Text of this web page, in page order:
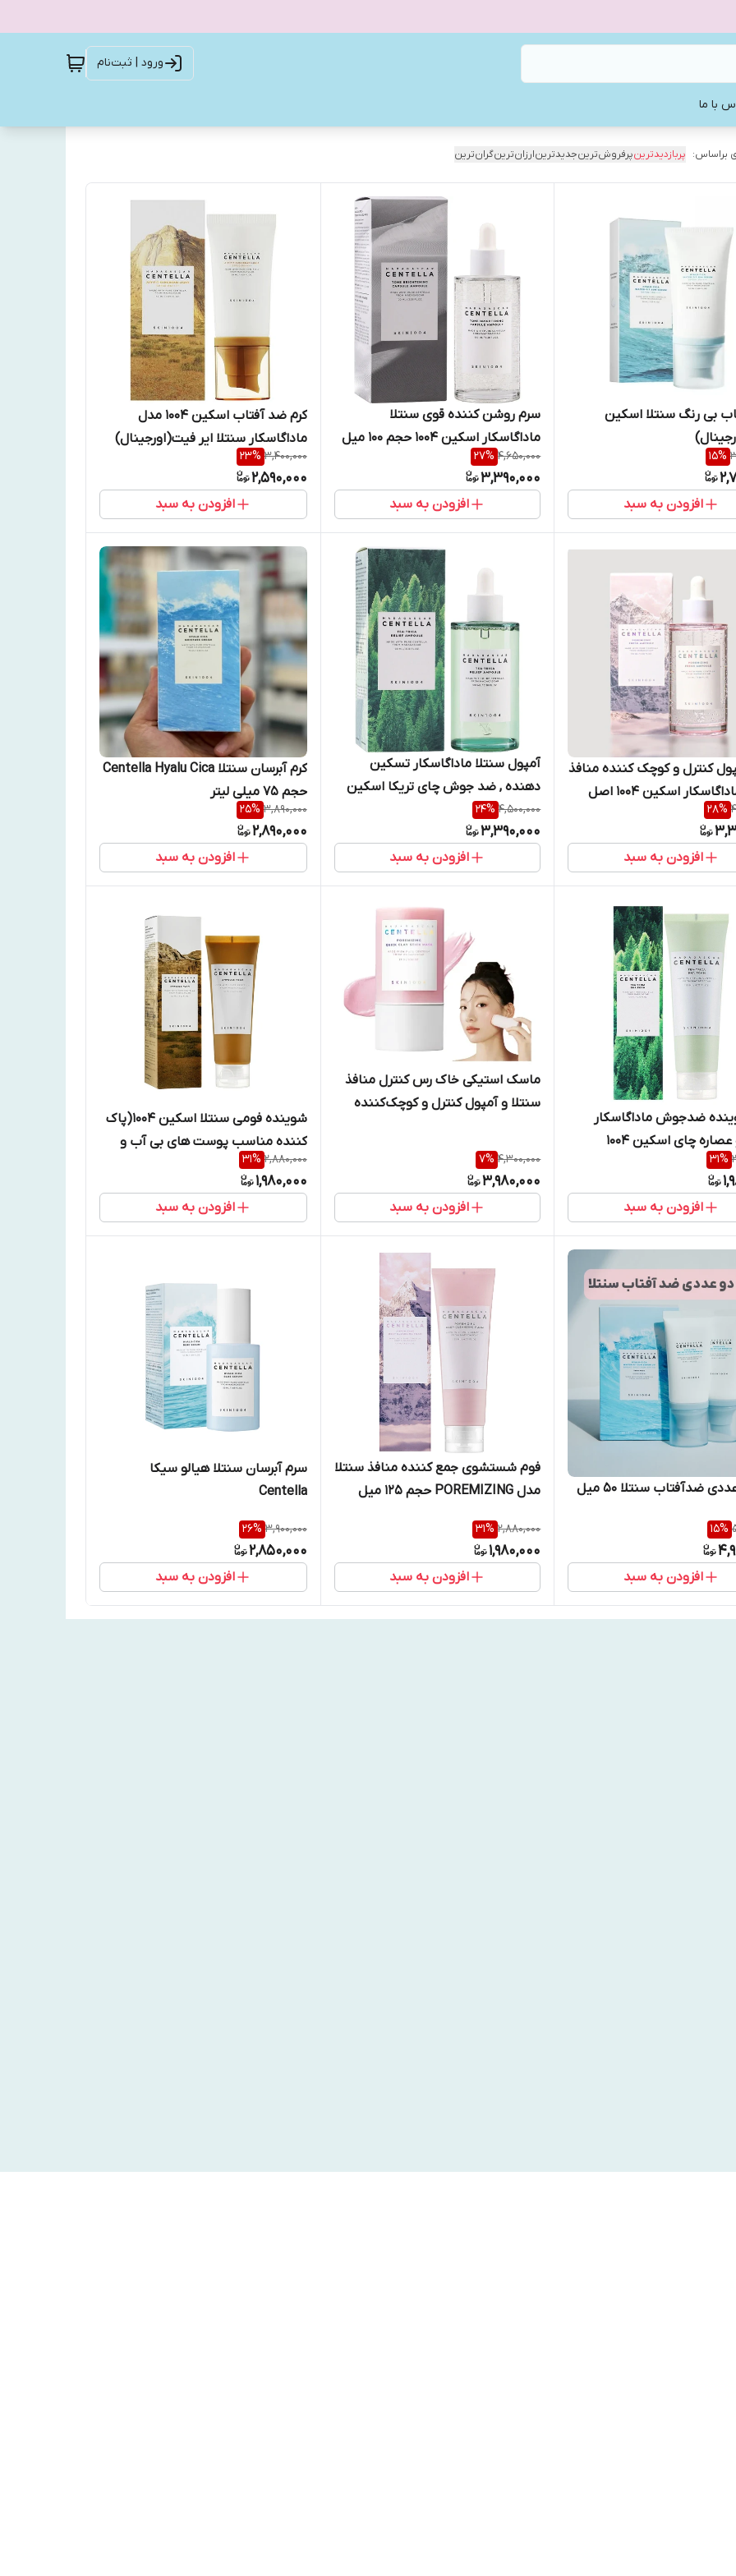
ورود | ثبت‌نام
با ما
براساس: پربازدیدترینپرفروش‌ترینجدیدترینارزان‌ترینگران‌ترین
بی رنگ سنتلا اسکین
15%
افزودن به سبد
سرم روشن کننده قوی سنتلا
ماداگاسکار اسکین 1004 حجم 100 میل
اورجينال
4,650,000
27%
3,390,000
افزودن به سبد
کرم ضد آفتاب اسکین 1004 مدل
ماداگاسکار سنتلا ایر فیت(اورجینال)
3,400,000
23%
2,590,000
افزودن به سبد
کنترل و کوچک کننده منافذ
سنتلا ماداگاسکار اسکین 1004 اصل
28%
افزودن به سبد
‌آمپول سنتلا ماداگاسکار تسکین
دهنده , ضد جوش چای تریکا اسکین
1004 اصل
4,500,000
24%
3,390,000
افزودن به سبد
کرم آبرسان سنتلا Centella Hyalu Cica
حجم 75 میلی لیتر
3,890,000
25%
2,890,000
افزودن به سبد
ضدجوش ماداگاسکار
چای اسکین ۱۰۰۴
31%
افزودن به سبد
ماسک استیکی خاک رس کنترل منافذ
سنتلا و آمپول کنترل و کوچک‌کننده
4,300,000
7%
3,980,000
افزودن به سبد
شوینده فومی سنتلا اسکین ۱۰۰۴(پاک‌
کننده مناسب پوست‌ های بی‌ آب و
آسیب‌ دیده و حساس)
2,880,000
31%
1,980,000
افزودن به سبد
ضدآفتاب سنتلا 50 میل
15%
افزودن به سبد
فوم شستشوی جمع کننده منافذ سنتلا
مدل POREMIZING حجم 125 میل
2,880,000
31%
1,980,000
افزودن به سبد
سرم آبرسان سنتلا هیالو سیکا
Centella
3,900,000
26%
2,850,000
افزودن به سبد